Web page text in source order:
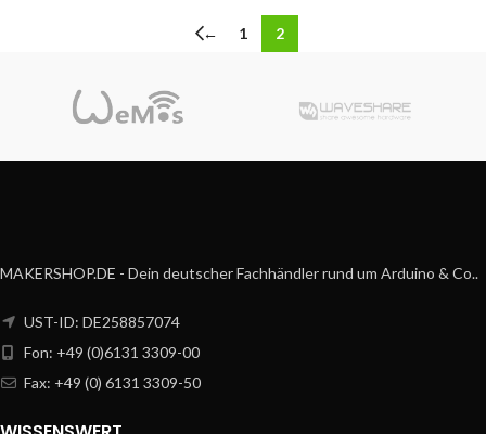
← 1 2
MAKERSHOP.DE - Dein deutscher Fachhändler rund um Arduino & Co..
UST-ID: DE258857074
Fon: +49 (0)6131 3309-00
Fax: +49 (0) 6131 3309-50